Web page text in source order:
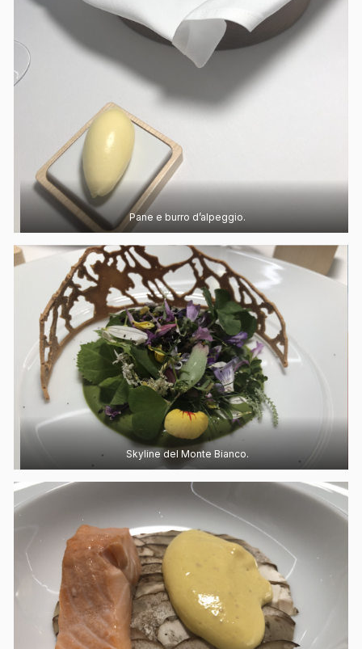
Pane e burro d’alpeggio.
Skyline del Monte Bianco.